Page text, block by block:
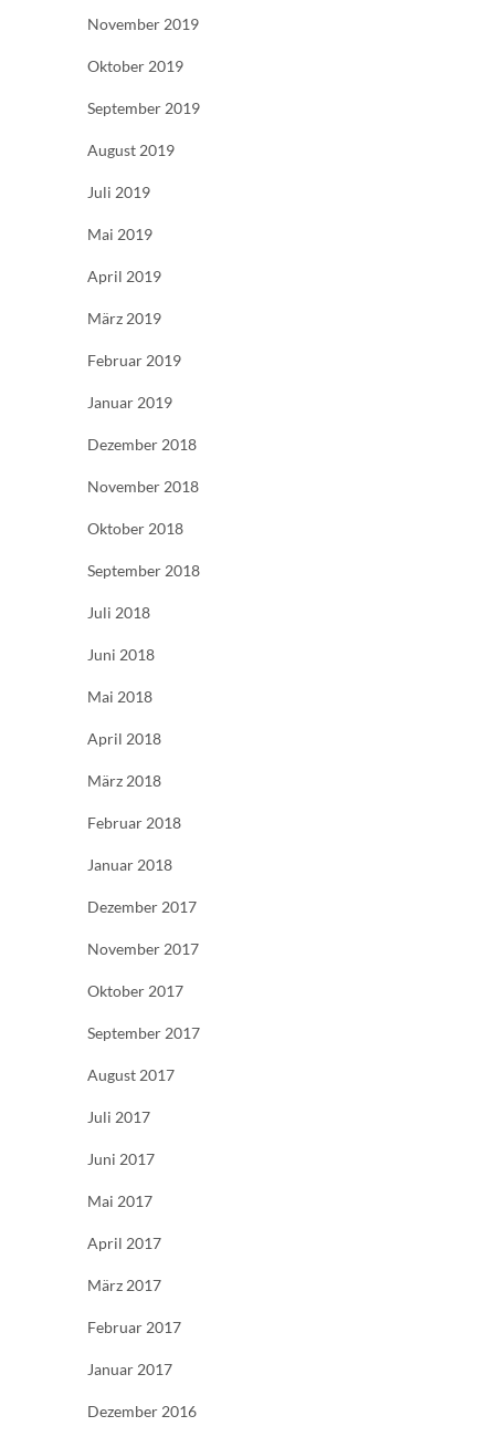
November 2019
Oktober 2019
September 2019
August 2019
Juli 2019
Mai 2019
April 2019
März 2019
Februar 2019
Januar 2019
Dezember 2018
November 2018
Oktober 2018
September 2018
Juli 2018
Juni 2018
Mai 2018
April 2018
März 2018
Februar 2018
Januar 2018
Dezember 2017
November 2017
Oktober 2017
September 2017
August 2017
Juli 2017
Juni 2017
Mai 2017
April 2017
März 2017
Februar 2017
Januar 2017
Dezember 2016